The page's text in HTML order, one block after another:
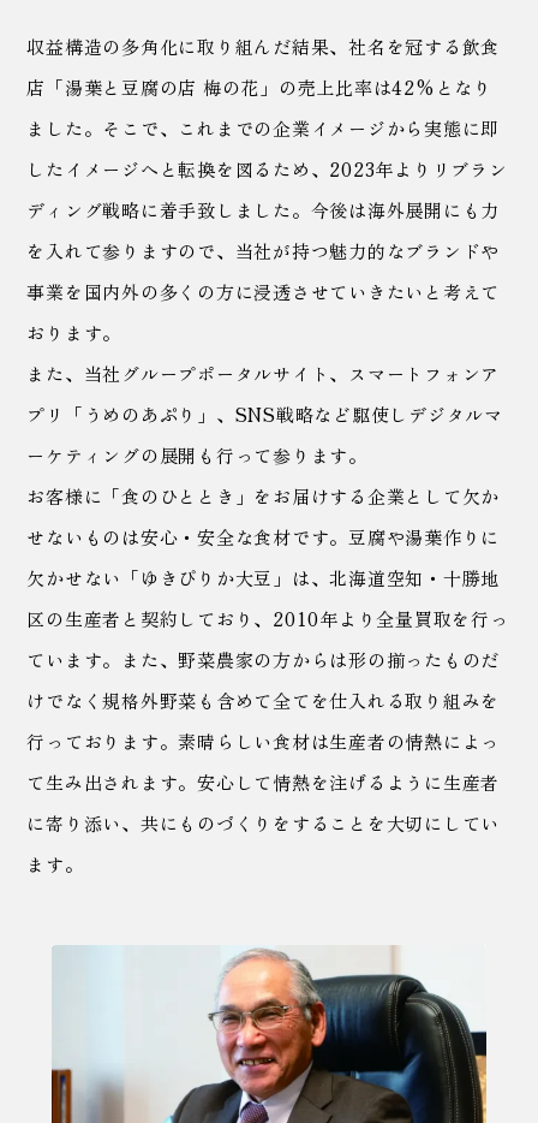
収益構造の多角化に取り組んだ結果、社名を冠する飲食
店「湯葉と豆腐の店 梅の花」の売上比率は42%となり
ました。 そこで、これまでの企業イメージから実態に即
したイメージへと転換を図るため、2023年よりリブラン
ディング戦略に着手致しました。 今後は海外展開にも力
を入れて参りますので、当社が持つ魅力的なブランドや
事業を国内外の多くの方に浸透させていきたいと考えて
おります。
また、当社グループポータルサイト、スマートフォンア
プリ「うめのあぷり」、SNS戦略など駆使しデジタルマ
ーケティングの展開も行って参ります。
お客様に「食のひととき」をお届けする企業として欠か
せないものは安心・安全な食材です。 豆腐や湯葉作りに
欠かせない「ゆきぴりか大豆」は、北海道空知・十勝地
区の生産者と契約しており、2010年より全量買取を行っ
ています。
また、野菜農家の方からは形の揃ったものだ
けでなく規格外野菜も含めて全てを仕入れる取り組みを
行っております。素晴らしい食材は生産者の情熱によっ
て生み出されます。安心して情熱を注げるように生産者
に寄り添い、共にものづくりをすることを大切にしてい
ます。